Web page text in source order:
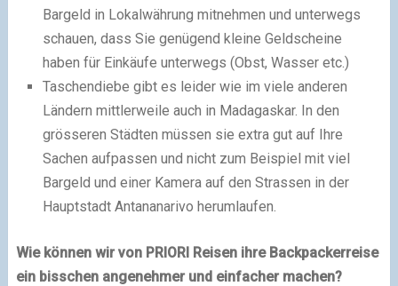
Bargeld in Lokalwährung mitnehmen und unterwegs
schauen, dass Sie genügend kleine Geldscheine
haben für Einkäufe unterwegs (Obst, Wasser etc.)
Taschendiebe gibt es leider wie im viele anderen
Ländern mittlerweile auch in Madagaskar. In den
grösseren Städten müssen sie extra gut auf Ihre
Sachen aufpassen und nicht zum Beispiel mit viel
Bargeld und einer Kamera auf den Strassen in der
Hauptstadt Antananarivo herumlaufen.
Wie können wir von PRIORI Reisen ihre Backpackerreise
ein bisschen angenehmer und einfacher machen?